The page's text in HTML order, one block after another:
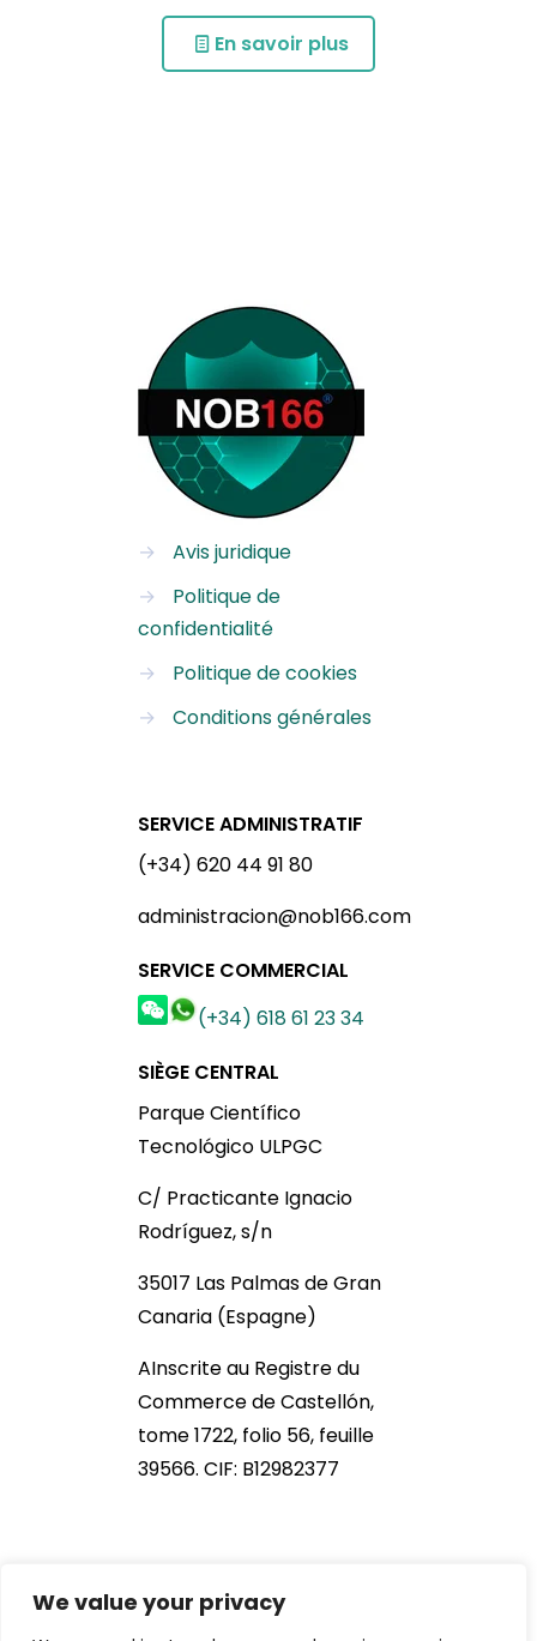
We value your privacy
En savoir plus
→
Avis juridique
→
Politique de
confidentialité
→
Politique de cookies
→
Conditions générales
SERVICE ADMINISTRATIF
(+34) 620 44 91 80
administracion@nob166.com
SERVICE COMMERCIAL
(+34) 618 61 23 34
SIÈGE CENTRAL
Parque Científico
Tecnológico ULPGC
C/ Practicante Ignacio
Rodríguez, s/n
35017 Las Palmas de Gran
Canaria (Espagne)
AInscrite au Registre du
Commerce de Castellón,
tome 1722, folio 56, feuille
39566. CIF: B12982377